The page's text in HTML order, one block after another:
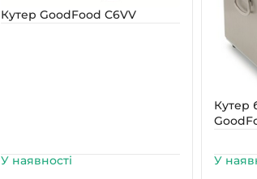
Кутер GoodFood C6VV
У наявності
Кутер
У